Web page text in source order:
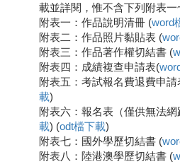
載並詳閱，惟不含下列附表一
附表一：作品說明清冊 (word
附表二：作品照片黏貼表 (
附表三：作品著作權切結書 (
附表四：成績複查申請表(
附表五：考試報名費退費申請
載)
附表六：報名表（僅供無法
載) (odt檔下載)
附表七：國外學歷切結書 (
附表八：陸港澳學歷切結書 (